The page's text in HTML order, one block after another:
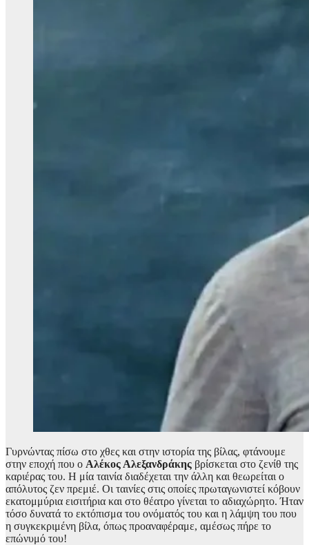
Γυρνώντας πίσω στο χθες και στην ιστορία της βίλας, φτάνουμε
στην εποχή που ο Αλέκος Αλεξανδράκης βρίσκεται στο ζενίθ της
καριέρας του. Η μία ταινία διαδέχεται την άλλη και θεωρείται ο
απόλυτος ζεν πρεμιέ. Οι ταινίες στις οποίες πρωταγωνιστεί κόβουν
εκατομμύρια εισιτήρια και στο θέατρο γίνεται το αδιαχώρητο. Ήταν
τόσο δυνατά το εκτόπισμα του ονόματός του και η λάμψη του που
η συγκεκριμένη βίλα, όπως προαναφέραμε, αμέσως πήρε το
επώνυμό του!